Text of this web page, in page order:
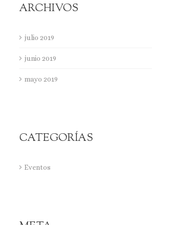
ARCHIVOS
julio 2019
junio 2019
mayo 2019
CATEGORÍAS
Eventos